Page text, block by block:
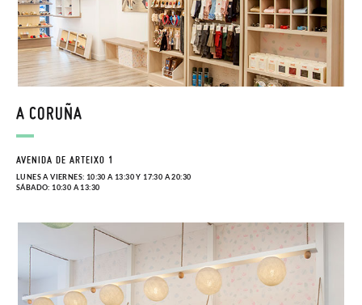
A CORUÑA
AVENIDA DE ARTEIXO 1
LUNES A VIERNES: 10:30 A 13:30 Y 17:30 A 20:30
SÁBADO: 10:30 A 13:30